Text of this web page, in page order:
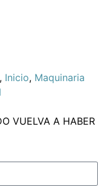
, Inicio, Maquinaria
VUELVA A HABER